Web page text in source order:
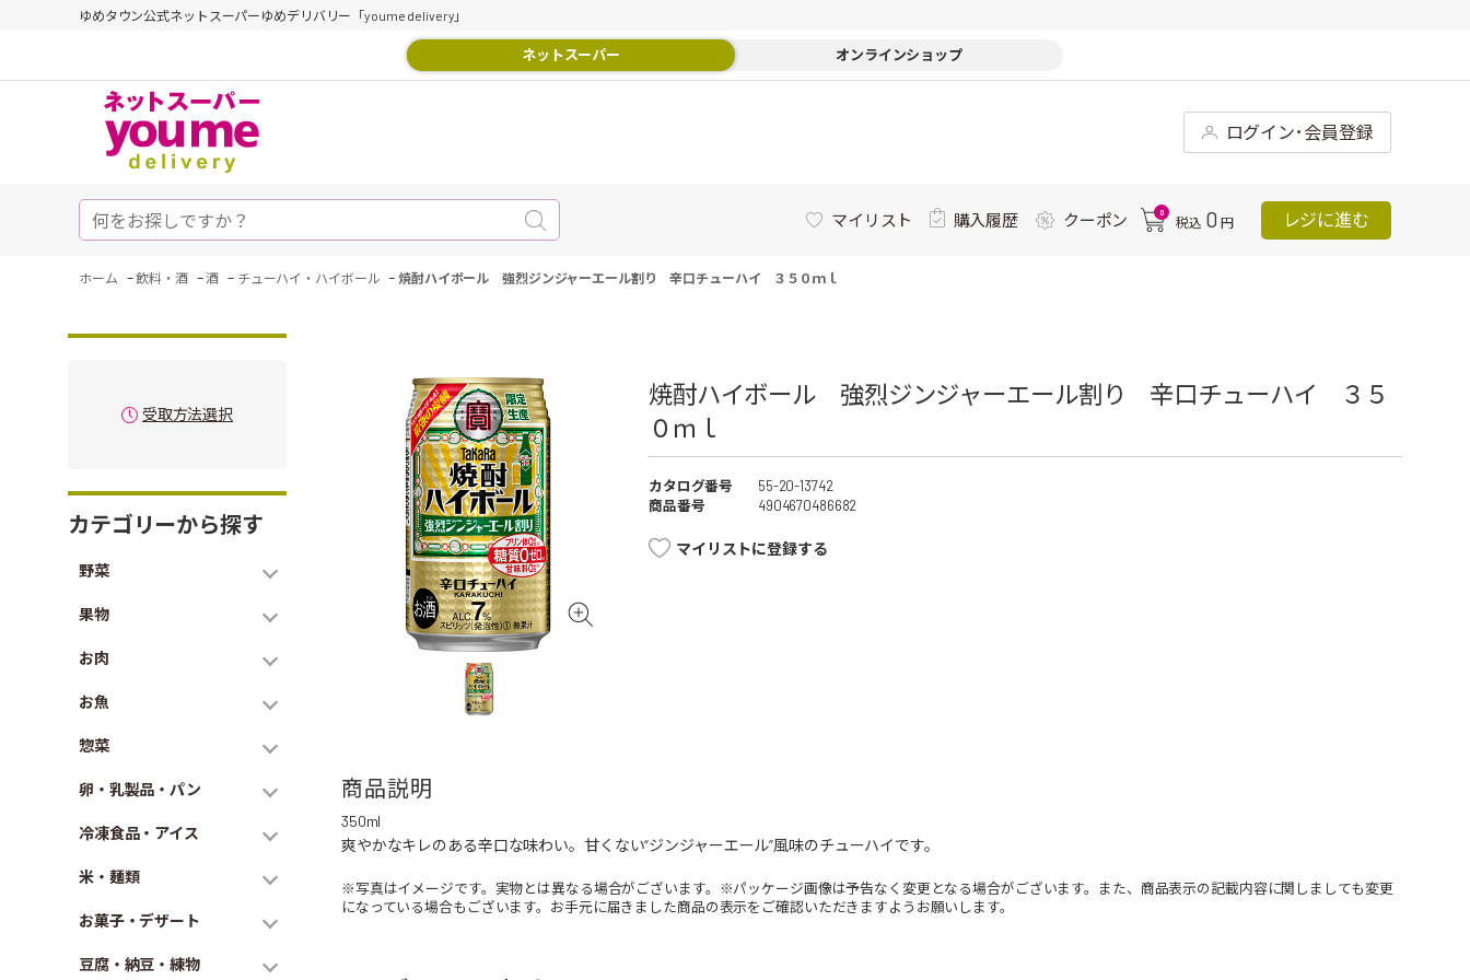
ゆめタウン公式ネットスーパーゆめデリバリー「youme delivery」
ネットスーパー オンラインショップ
ログイン･会員登録
マイリスト 購入履歴 クーポン 0
税込 0 円 レジに進む
ホーム -飲料・酒 -酒 - チューハイ・ハイボール -焼酎ハイボール 強烈ジンジャーエール割り 辛口チューハイ ３５０ｍｌ
受取方法選択
カテゴリーから探す
野菜
果物
お肉
お魚
惣菜
卵・乳製品・パン
冷凍食品・アイス
米・麺類
お菓子・デザート
豆腐・納豆・練物
焼酎ハイボール 強烈ジンジャーエール割り 辛口チューハイ ３５
０ｍｌ
カタログ番号
55-20-13742
商品番号
4904670486682
マイリストに登録する
商品説明
350ml
爽やかなキレのある辛口な味わい。甘くない“ジンジャーエール”風味のチューハイです。
※写真はイメージです。実物とは異なる場合がございます。※パッケージ画像は予告なく変更となる場合がございます。また、商品表示の記載内容に関しましても変更
になっている場合もございます。お手元に届きました商品の表示をご確認いただきますようお願いします。